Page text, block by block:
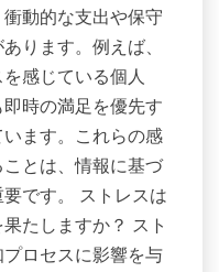
動的な支出や保守
ります。例えば、
感じている個人
時の満足を優先す
ます。これらの感
とは、情報に基づ
です。 ストレスは
たしますか？ スト
ロセスに影響を与